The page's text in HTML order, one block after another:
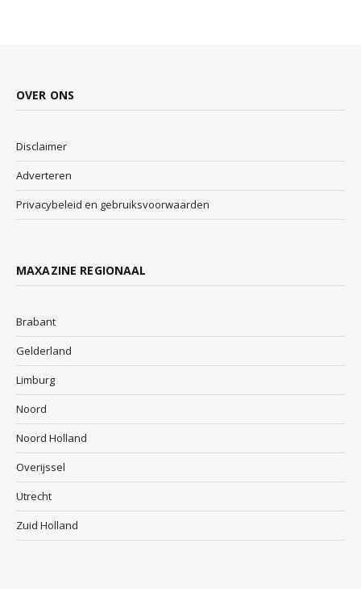
OVER ONS
Disclaimer
Adverteren
Privacybeleid en gebruiksvoorwaarden
MAXAZINE REGIONAAL
Brabant
Gelderland
Limburg
Noord
Noord Holland
Overijssel
Utrecht
Zuid Holland